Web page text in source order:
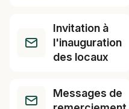
Invitation à
l'inauguration
des locaux
Messages de